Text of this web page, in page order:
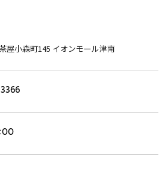
小森町145 イオンモール津南